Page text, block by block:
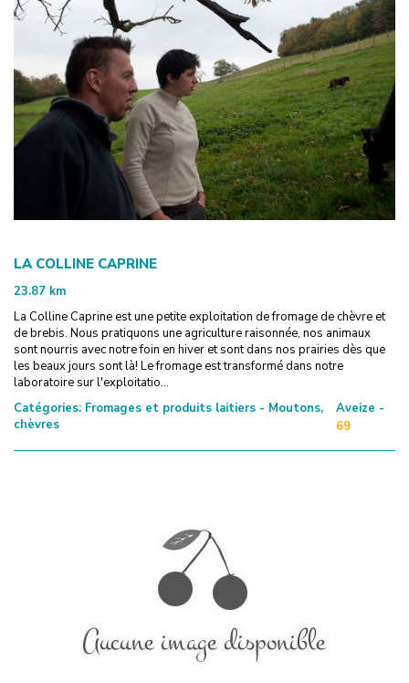
LA COLLINE CAPRINE
23.87 km
La Colline Caprine est une petite exploitation de fromage de chèvre et
de brebis. Nous pratiquons une agriculture raisonnée, nos animaux
sont nourris avec notre foin en hiver et sont dans nos prairies dès que
les beaux jours sont là! Le fromage est transformé dans notre
laboratoire sur l'exploitatio...
Catégories: Fromages et produits laitiers - Moutons,
chèvres
Aveize -
69